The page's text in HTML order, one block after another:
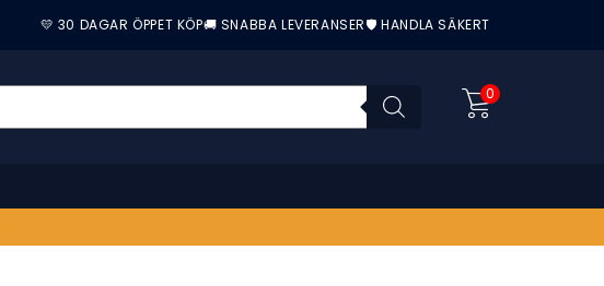
💛 30 DAGAR ÖPPET KÖP🚚 SNABBA LEVERANSER🛡️ HANDLA SÄKERT
0